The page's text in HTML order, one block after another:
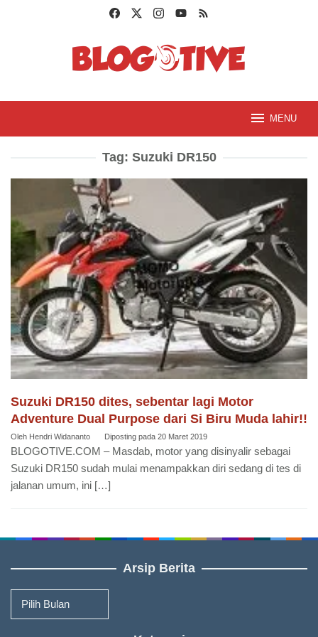
MENU
Tag: Suzuki DR150
Suzuki DR150 dites, sebentar lagi Motor
Adventure Dual Purpose dari Si Biru Muda lahir!!
Oleh Hendri Widananto Diposting pada 20 Maret 2019
BLOGOTIVE.COM – Masdab, motor yang disinyalir sebagai
Suzuki DR150 sudah mulai menampakkan diri sedang di tes di
jalanan umum, ini […]
Arsip Berita